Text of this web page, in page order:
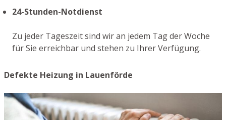
24-Stunden-Notdienst
Zu jeder Tageszeit sind wir an jedem Tag der Woche
für Sie erreichbar und stehen zu Ihrer Verfügung.
Defekte Heizung in Lauenförde